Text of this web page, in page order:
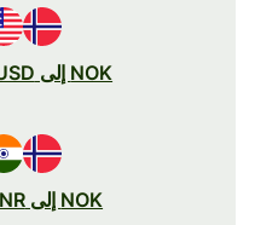
NOK إلى USD
NOK إلى INR